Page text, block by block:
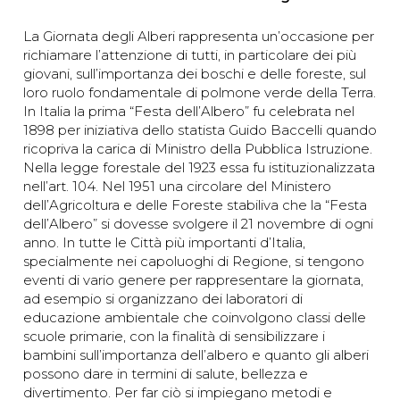
La Giornata degli Alberi rappresenta un’occasione per
richiamare l’attenzione di tutti, in particolare dei più
giovani, sull’importanza dei boschi e delle foreste, sul
loro ruolo fondamentale di polmone verde della Terra.
In Italia la prima “Festa dell’Albero” fu celebrata nel
1898 per iniziativa dello statista Guido Baccelli quando
ricopriva la carica di Ministro della Pubblica Istruzione.
Nella legge forestale del 1923 essa fu istituzionalizzata
nell’art. 104. Nel 1951 una circolare del Ministero
dell’Agricoltura e delle Foreste stabiliva che la “Festa
dell’Albero” si dovesse svolgere il 21 novembre di ogni
anno. In tutte le Città più importanti d’Italia,
specialmente nei capoluoghi di Regione, si tengono
eventi di vario genere per rappresentare la giornata,
ad esempio si organizzano dei laboratori di
educazione ambientale che coinvolgono classi delle
scuole primarie, con la finalità di sensibilizzare i
bambini sull’importanza dell’albero e quanto gli alberi
possono dare in termini di salute, bellezza e
divertimento. Per far ciò si impiegano metodi e